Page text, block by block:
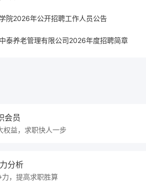
院2026年公开招聘工作人员公告
泰养老管理有限公司2026年度招聘简章
会员
权益，求职快人一步
分析
力，提高求职胜算